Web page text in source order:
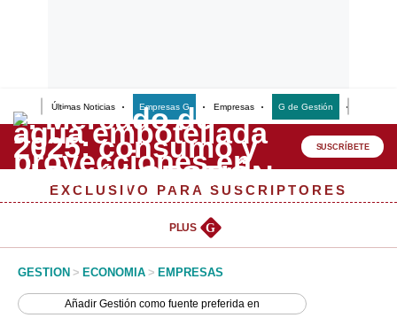
Últimas Noticias Empresas G Empresas G de Gestión
Lo último
Peru Quiosco
Management & Empleo
SUSCRÍBETE
EXCLUSIVO PARA SUSCRIPTORES
PLUS G
GESTION > ECONOMIA > EMPRESAS
AñadirGestión como fuente preferida en